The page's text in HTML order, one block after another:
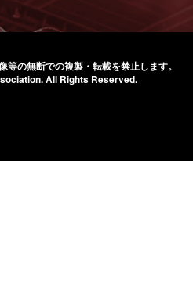
等の無断での複製・転載を禁止します。
All Rights Reserved.